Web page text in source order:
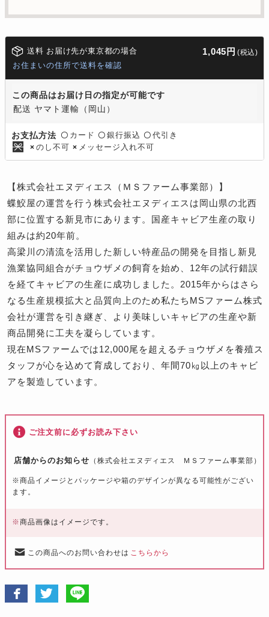
送料 お届け先が東京都の場合 1,045円 (税込)
お住まいの住所で送料を確認
この商品はお届け日の指定が可能です
配送 ヤマト運輸（岡山）
お支払方法 〇 カード 〇 銀行振込 〇 代引き
× のし不可 × メッセージ入れ不可
【株式会社エヌディエス（ＭＳファーム事業部）】
蝶鮫屋の運営を行う株式会社エヌディエスは岡山県の北西
部に位置する新見市にあります。国産キャビア生産の取り
組みは約20年前。
高梁川の清流を活用した新しい特産品の開発を目指し新見
漁業協同組合がチョウザメの飼育を始め、12年の試行錯誤
を経てキャビアの生産に成功しました。2015年からはさら
なる生産規模拡大と品質向上のため私たちMSファーム株式
会社が運営を引き継ぎ、より美味しいキャビアの生産や新
商品開発に工夫を凝らしています。
現在MSファームでは12,000尾を超えるチョウザメを養殖ス
タッフが心を込めて育成しており、年間70㎏以上のキャビ
アを製造しています。
ご注文前に必ずお読み下さい
店舗からのお知らせ （株式会社エヌディエス ＭＳファーム事業部）
※商品イメージとパッケージや箱のデザインが異なる可能性がござい
ます。
※商品画像はイメージです。
この商品へのお問い合わせは こちらから